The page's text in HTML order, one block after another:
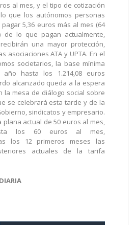
al mes, y el tipo de cotización
que los autónomos personas
5,36 euros más al mes (64
de lo que pagan actualmente,
una mayor protección,
asociaciones ATA y UPTA. En el
societarios, la base mínima
hasta los 1.214,08 euros
alcanzado queda a la espera
la mesa de diálogo social sobre
se celebrará esta tarde y de la
sindicatos y empresario.
plana actual de 50 euros al mes,
los 60 euros al mes,
los 12 primeros meses las
actuales de la tarifa